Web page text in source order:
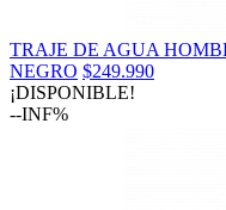
TRAJE DE AGUA
NEGRO $249.990
¡DISPONIBLE!
--INF%